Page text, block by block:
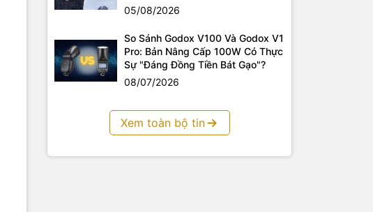
05/08/2026
So Sánh Godox V100 Và Godox V1
Pro: Bản Nâng Cấp 100W Có Thực
Sự "Đáng Đồng Tiền Bát Gạo"?
08/07/2026
Xem toàn bộ tin